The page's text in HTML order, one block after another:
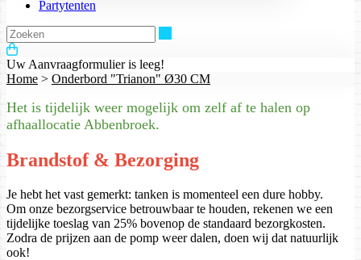
Partytenten
Uw Aanvraagformulier is leeg!
Home > Onderbord "Trianon" Ø30 CM
Het is tijdelijk weer mogelijk om zelf af te halen op
afhaallocatie Abbenbroek.
Brandstof & Bezorging
Je hebt het vast gemerkt: tanken is momenteel een dure hobby.
Om onze bezorgservice betrouwbaar te houden, rekenen we een
tijdelijke toeslag van 25% bovenop de standaard bezorgkosten.
Zodra de prijzen aan de pomp weer dalen, doen wij dat natuurlijk
ook!